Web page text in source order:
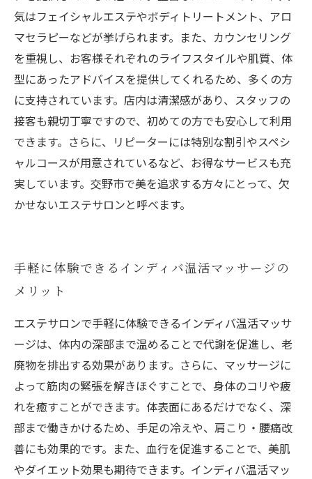
気はフェイシャルエステやボディトリートメント、アロ
マセラピーなどが挙げられます。また、カウンセリング
を重視し、お客様それぞれのライフスタイルや肌質、体
型にあったアドバイスを提供してくれるため、多くの方
に支持されています。店内は清潔感があり、スタッフの
接客も親切丁寧ですので、初めての方でも安心して利用
できます。さらに、リピーターには特別な割引やスペシ
ャルコースが用意されているなど、お得なサービスも充
実しています。交野市で美を追求する方々にとって、欠
かせないエステサロンと呼べます。
手軽に体験できるインディバ温活マッサージの
メリット
エステサロンで手軽に体験できるインディバ温活マッサ
ージは、体内の深部まで温めることで代謝を促進し、老
廃物を排出する効果があります。さらに、マッサージに
よって筋肉の緊張を解きほぐすことで、身体のコリや疲
れを癒すことができます。体表面にあるだけでなく、深
部まで働きかけるため、手足の冷えや、肩こり・腰痛改
善にも効果的です。また、血行を促進することで、美肌
やダイエット効果も期待できます。インディバ温活マッ